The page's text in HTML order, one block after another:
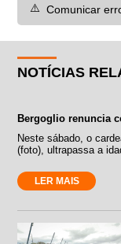
⚠️ Comunicar
NOTÍCIAS
Bergoglio renuncia
Neste sábado, o
(foto), ultrapassa a
LER MAIS